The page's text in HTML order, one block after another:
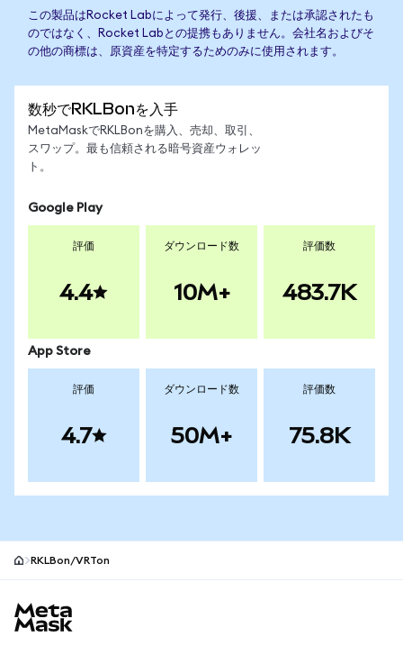
この製品はRocket Labによって発行、後援、または承認されたも
のではなく、Rocket Labとの提携もありません。会社名およびそ
の他の商標は、原資産を特定するためのみに使用されます。
数秒でRKLBonを入手
MetaMaskでRKLBonを購入、売却、取引、
スワップ。最も信頼される暗号資産ウォレッ
ト。
Google Play
評価
4.4
ダウンロード数
10M+
評価数
483.7K
App Store
評価
4.7
ダウンロード数
50M+
評価数
75.8K
RKLBon/VRTon